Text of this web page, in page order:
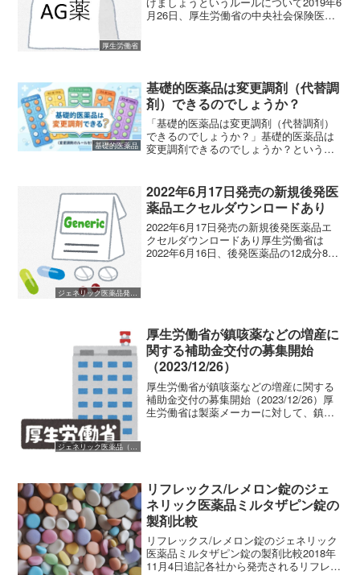
厚生労働省
月26日、厚生労働省の中央社会保険医療
基礎的医薬品
基礎的医薬品は変更調剤（代替調
剤）できるのでしょうか？
「基礎的医薬品は変更調剤（代替調剤）
できるのでしょうか？」基礎的医薬品は
変更調剤できるのでしょうか？という質
名前が少し違うけれど大丈夫？」「ジェ
ネリックじゃないと言われ...
ジェネリック医薬品発売開始
2022年6月17日発売の新規後発医
薬品エクセルダウンロードあり
2022年6月17日発売の新規後発医薬品エ
クセルダウンロードあり厚生労働省は
2022年6月16日、後発医薬品の12成分85
ジェネリック医薬品（後発医薬品）
厚生労働省が鎮咳薬などの増産に
関する補助金交付の募集開始
（2023/12/26）
厚生労働省が鎮咳薬などの増産に関する
補助金交付の募集開始（2023/12/26）厚
生労働省は製薬メーカーに対して、鎮咳
リフレックス/レメロン錠のジェ
ネリック医薬品ミルタザピン錠の
製剤比較
リフレックス/レメロン錠のジェネリック
医薬品ミルタザピン錠の製剤比較2018年
11月4日追記各社から発売されるリフレッ